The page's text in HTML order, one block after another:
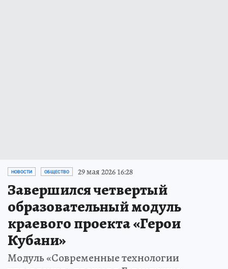
НОВОСТИ ОБЩЕСТВО 29 мая 2026 16:28
Завершился четвертый
образовательный модуль
краевого проекта «Герои
Кубани»
Модуль «Современные технологии